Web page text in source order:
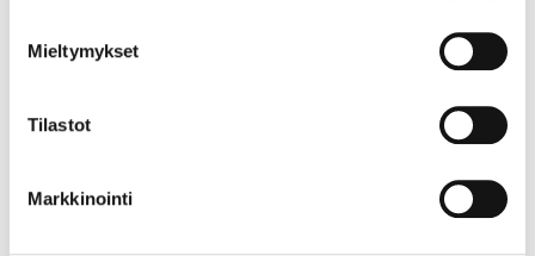
Mieltymykset
Tilastot
Markkinointi
toukokuu(6)